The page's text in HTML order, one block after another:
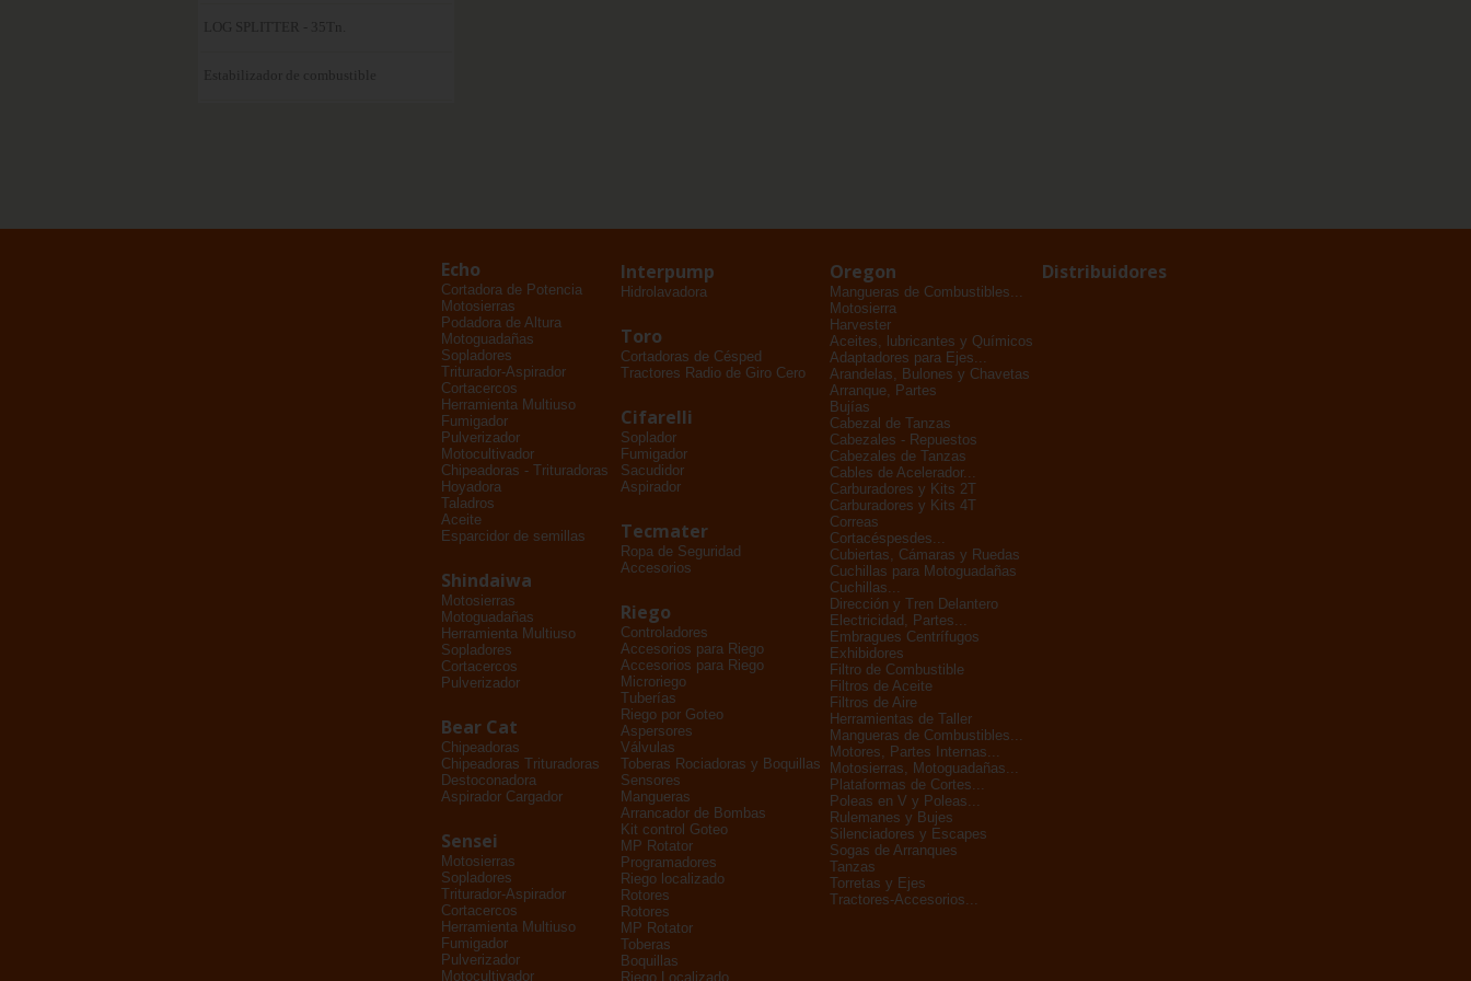
LOG SPLITTER - 35Tn.
Estabilizador de combustible
Echo
Cortadora de Potencia
Motosierras
Podadora de Altura
Motoguadañas
Sopladores
Triturador-Aspirador
Cortacercos
Herramienta Multiuso
Fumigador
Pulverizador
Motocultivador
Chipeadoras - Trituradoras
Hoyadora
Taladros
Aceite
Esparcidor de semillas
Shindaiwa
Motosierras
Motoguadañas
Herramienta Multiuso
Sopladores
Cortacercos
Pulverizador
Bear Cat
Chipeadoras
Chipeadoras Trituradoras
Destoconadora
Aspirador Cargador
Sensei
Motosierras
Sopladores
Triturador-Aspirador
Cortacercos
Herramienta Multiuso
Fumigador
Pulverizador
Motocultivador
Interpump
Hidrolavadora
Toro
Cortadoras de Césped
Tractores Radio de Giro Cero
Cifarelli
Soplador
Fumigador
Sacudidor
Aspirador
Tecmater
Ropa de Seguridad
Accesorios
Riego
Controladores
Accesorios para Riego
Accesorios para Riego
Microriego
Tuberías
Riego por Goteo
Aspersores
Válvulas
Toberas Rociadoras y Boquillas
Sensores
Mangueras
Arrancador de Bombas
Kit control Goteo
MP Rotator
Programadores
Riego localizado
Rotores
Rotores
MP Rotator
Toberas
Boquillas
Riego Localizado
Oregon
Mangueras de Combustibles...
Motosierra
Harvester
Aceites, lubricantes y Químicos
Adaptadores para Ejes...
Arandelas, Bulones y Chavetas
Arranque, Partes
Bujías
Cabezal de Tanzas
Cabezales - Repuestos
Cabezales de Tanzas
Cables de Acelerador...
Carburadores y Kits 2T
Carburadores y Kits 4T
Correas
Cortacéspesdes...
Cubiertas, Cámaras y Ruedas
Cuchillas para Motoguadañas
Cuchillas...
Dirección y Tren Delantero
Electricidad, Partes...
Embragues Centrífugos
Exhibidores
Filtro de Combustible
Filtros de Aceite
Filtros de Aire
Herramientas de Taller
Mangueras de Combustibles...
Motores, Partes Internas...
Motosierras, Motoguadañas...
Plataformas de Cortes...
Poleas en V y Poleas...
Rulemanes y Bujes
Silenciadores y Escapes
Sogas de Arranques
Tanzas
Torretas y Ejes
Tractores-Accesorios...
Distribuidores